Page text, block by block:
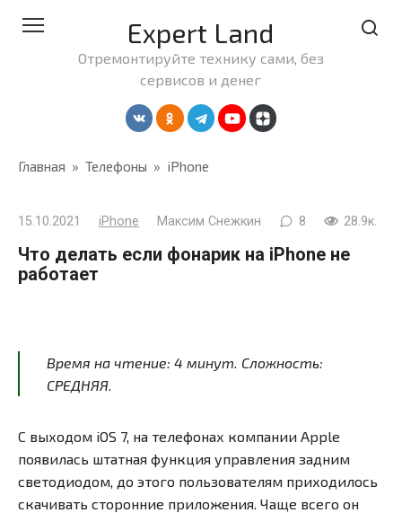
Expert Land
Отремонтируйте технику сами, без
сервисов и денег
Главная » Телефоны » iPhone
15.10.2021 iPhone Максим Снежкин 8 28.9к.
Что делать если фонарик на iPhone не
работает
Время на чтение: 4 минут . Сложность:
СРЕДНЯЯ.
С выходом iOS 7, на телефонах компании Apple
появилась штатная функция управления задним
светодиодом, до этого пользователям приходилось
скачивать сторонние приложения. Чаще всего он